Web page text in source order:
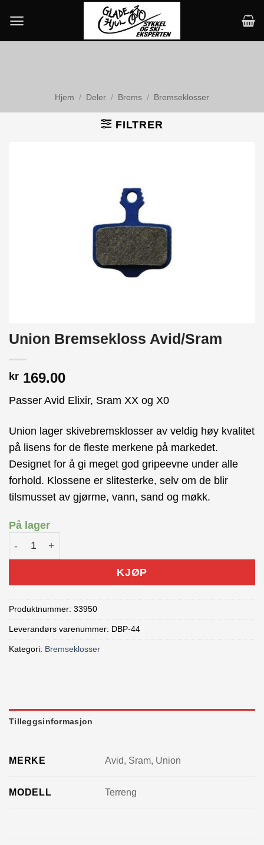
content
Hjem / Deler / Brems / Bremseklosser
FILTRER
Union Bremsekloss Avid/Sram
kr 169.00
Passer Avid Elixir, Sram XX og X0
Union lager skivebremsklosser av veldig høy kvalitet
på lisens for de fleste merkene på markedet.
Designet for å gi meget god gripeevne under alle
forhold. Klossene er slitesterke, selv om de blir
tilsmusset av gjørme, vann, sand og møkk.
På lager
Union Bremsekloss Avid/Sram antall
KJØP
Produktnummer: 33950
Leverandørs varenummer: DBP-44
Kategori: Bremseklosser
Tilleggsinformasjon
MERKE Avid, Sram, Union
MODELL Terreng